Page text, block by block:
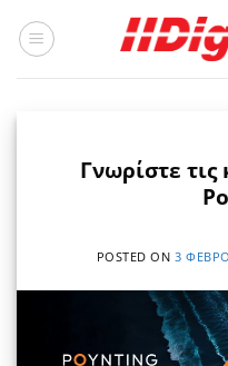
στο
Γνωρίστε τις
POSTED ON3